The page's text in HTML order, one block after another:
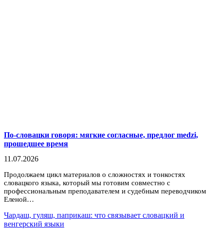
По-словацки говоря: мягкие согласные, предлог medzi,
прошедшее время
11.07.2026
Продолжаем цикл материалов о сложностях и тонкостях
словацкого языка, который мы готовим совместно с
профессиональным преподавателем и судебным переводчиком
Еленой…
Чардаш, гуляш, паприкаш: что связывает словацкий и
венгерский языки